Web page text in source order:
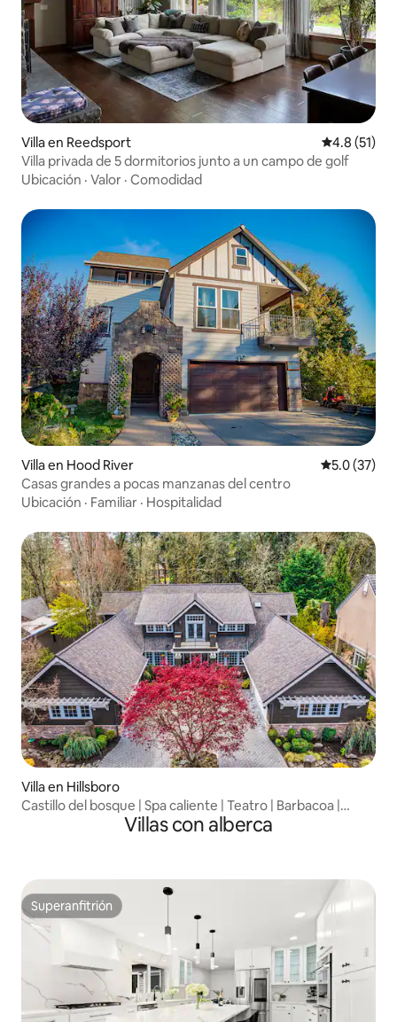
Villa en Reedsport Calificación
4.8 (51)
Villa privada de 5 dormitorios junto a un campo de golf
Ubicación · Valor · Comodidad
Villa en Hood River Calificación
5.0 (37)
Casas grandes a pocas manzanas del centro
Ubicación · Familiar · Hospitalidad
Villa en Hillsboro
Castillo del bosque | Spa caliente | Teatro | Barbacoa |
Villas con alberca
Superanfitrión
Superanfitrión